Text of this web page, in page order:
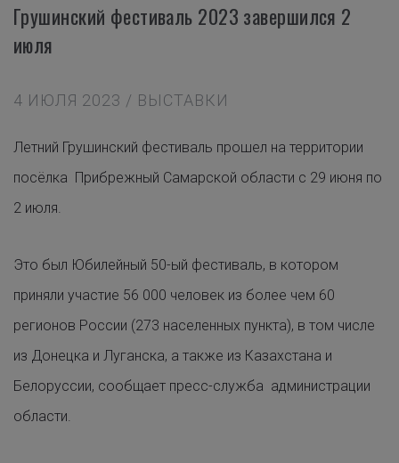
Грушинский фестиваль 2023 завершился 2
июля
4 ИЮЛЯ 2023 / ВЫСТАВКИ
Летний Грушинский фестиваль прошел на территории
посёлка Прибрежный Самарской области с 29 июня по
2 июля.
Это был Юбилейный 50-ый фестиваль, в котором
приняли участие 56 000 человек из более чем 60
регионов России (273 населенных пункта), в том числе
из Донецка и Луганска, а также из Казахстана и
Белоруссии, сообщает пресс-служба администрации
области.